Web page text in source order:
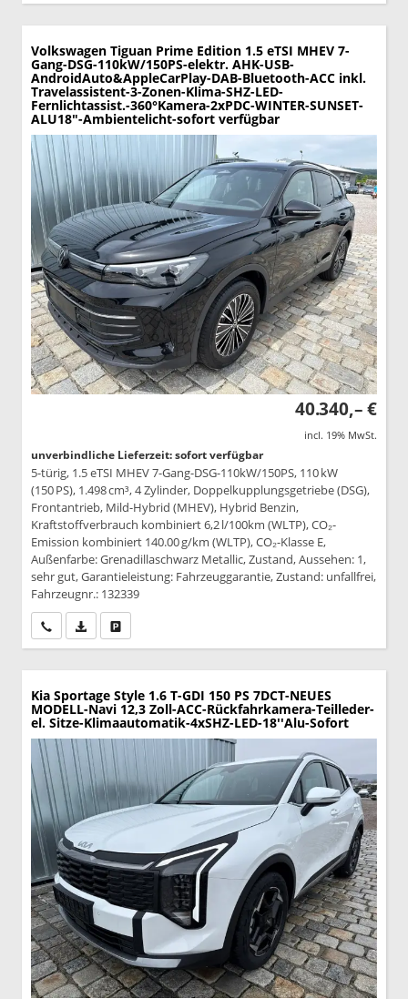
Volkswagen Tiguan Prime Edition 1.5 eTSI MHEV 7-
Gang-DSG-110kW/150PS-elektr. AHK-USB-
AndroidAuto&AppleCarPlay-DAB-Bluetooth-ACC inkl.
Travelassistent-3-Zonen-Klima-SHZ-LED-
Fernlichtassist.-360°Kamera-2xPDC-WINTER-SUNSET-
ALU18"-Ambientelicht-sofort verfügbar
40.340,– €
incl. 19% MwSt.
unverbindliche Lieferzeit: sofort verfügbar
5-türig, 1.5 eTSI MHEV 7-Gang-DSG-110kW/150PS, 110 kW
(150 PS), 1.498 cm³, 4 Zylinder, Doppelkupplungsgetriebe (DSG),
Frontantrieb, Mild-Hybrid (MHEV), Hybrid Benzin,
Kraftstoffverbrauch kombiniert 6,2 l/100km (WLTP), CO₂-
Emission kombiniert 140.00 g/km (WLTP), CO₂-Klasse E,
Außenfarbe: Grenadillaschwarz Metallic, Zustand, Aussehen: 1,
sehr gut, Garantieleistung: Fahrzeuggarantie, Zustand: unfallfrei,
Fahrzeugnr.: 132339
Wir rufen Sie anPDF-Datei, Fahrzeugexposé drucken
Kia Sportage Style 1.6 T-GDI 150 PS 7DCT-NEUES
MODELL-Navi 12,3 Zoll-ACC-Rückfahrkamera-Teilleder-
el. Sitze-Klimaautomatik-4xSHZ-LED-18''Alu-Sofort